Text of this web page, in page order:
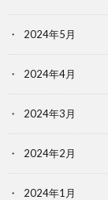
2024年5月
2024年4月
2024年3月
2024年2月
2024年1月